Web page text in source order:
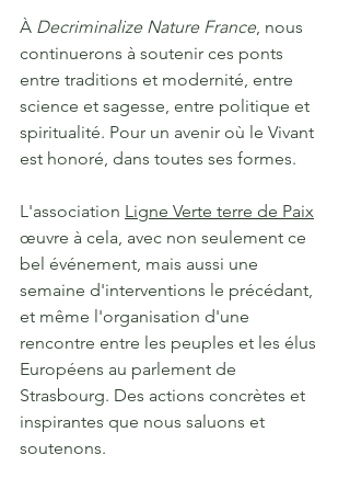
À Decriminalize Nature France, nous
continuerons à soutenir ces ponts
entre traditions et modernité, entre
science et sagesse, entre politique et
spiritualité. Pour un avenir où le Vivant
est honoré, dans toutes ses formes.
L'association Ligne Verte terre de Paix
œuvre à cela, avec non seulement ce
bel événement, mais aussi une
semaine d'interventions le précédant,
et même l'organisation d'une
rencontre entre les peuples et les élus
Européens au parlement de
Strasbourg. Des actions concrètes et
inspirantes que nous saluons et
soutenons.